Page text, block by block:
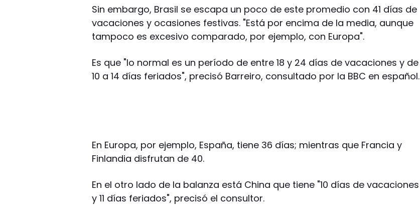
Sin embargo, Brasil se escapa un poco de este promedio con 41 días de
vacaciones y ocasiones festivas. "Está por encima de la media, aunque
tampoco es excesivo comparado, por ejemplo, con Europa".
Es que "lo normal es un período de entre 18 y 24 días de vacaciones y de
10 a 14 días feriados", precisó Barreiro, consultado por la BBC en español.
En Europa, por ejemplo, España, tiene 36 días; mientras que Francia y
Finlandia disfrutan de 40.
En el otro lado de la balanza está China que tiene "10 días de vacaciones
y 11 días feriados", precisó el consultor.